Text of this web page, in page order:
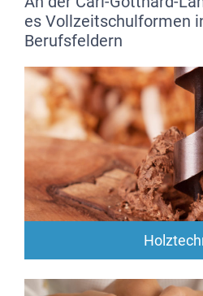
es Vollzeitschulformen
Berufsfeldern